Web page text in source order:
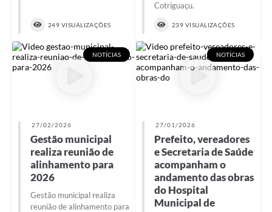
249 VISUALIZAÇÕES
Cotriguaçu.
239 VISUALIZAÇÕES
NOTÍCIAS
27/02/2026
Gestão municipal
realiza reunião de
alinhamento para
2026
Gestão municipal realiza
reunião de alinhamento para
NOTÍCIAS
27/01/2026
Prefeito, vereadores
e Secretaria de Saúde
acompanham o
andamento das obras
do Hospital
Municipal de